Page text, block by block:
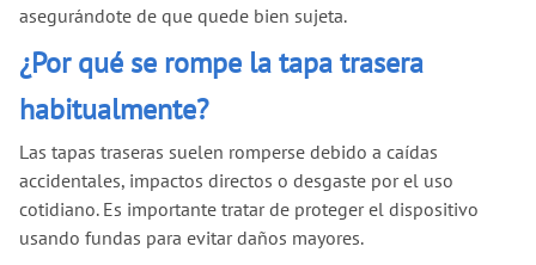
asegurándote de que quede bien sujeta.
¿Por qué se rompe la tapa trasera
habitualmente?
Las tapas traseras suelen romperse debido a caídas
accidentales, impactos directos o desgaste por el uso
cotidiano. Es importante tratar de proteger el dispositivo
usando fundas para evitar daños mayores.